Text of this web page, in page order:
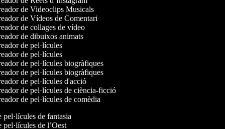
de Videoclips Musicals
de Vídeos de Comentari
de collages de vídeo
de dibuixos animats
de pel·lícules
de pel·lícules
de pel·lícules biogràfiques
de pel·lícules biogràfiques
de pel·lícules d'acció
de pel·lícules de ciència-ficció
de pel·lícules de comèdia
pel·lícules de fantasia
pel·lícules de l’Oest